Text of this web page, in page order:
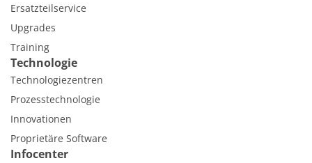
Ersatzteilservice
Upgrades
Training
Technologie
Technologiezentren
Prozesstechnologie
Innovationen
Proprietäre Software
Infocenter